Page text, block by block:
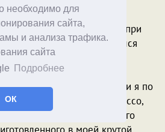
необходимо для
сайта,
и анализа трафика.
сайта
Подробнее
ОК
и выводы
который меня волновал при
разумеется, касался
кофе. А качество в
зависит во многом от
Здесь давление 15 бар, и я по
разницы между эспрессо,
кофеварке из молотого